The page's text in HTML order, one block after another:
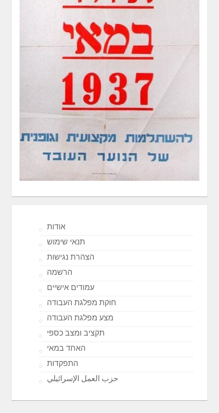
אודות
תנאי שימוש
הצהרת נגישות
הרשמה
עמודים אישיים
חוקת מפלגת העבודה
מצע מפלגת העבודה
תקציב ומצב כספי
האחד במאי
התפקדות
حزب العمل الإسرائيلي